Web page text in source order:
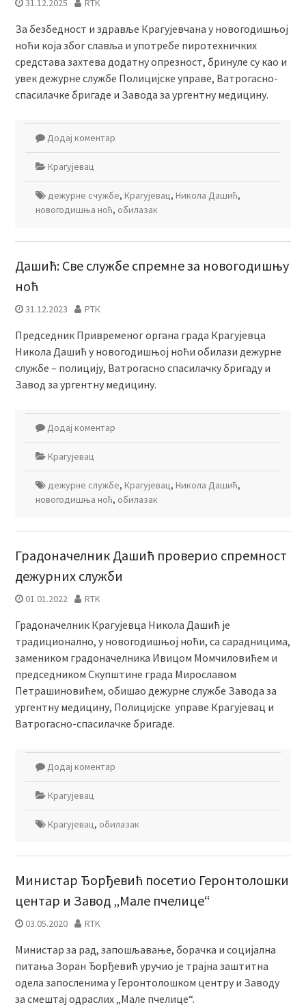
31.12.2025 RTK
За безбедност и здравље Крагујевчана у новогодишњој
ноћи која због славља и употребе пиротехничких
средстава захтева додатну опрезност, бринуле су као и
увек дежурне службе Полицијске управе, Ватрогасно-
спасилачке бригаде и Завода за ургентну медицину.
Додај коментар
Крагујевац
дежурне счужбе, Крагујевац, Никола Дашић,
новогодишња ноћ, обилазак
Дашић: Све службе спремне за новогодишњу
ноћ
31.12.2023 РТК
Председник Привременог органа града Крагујевца
Никола Дашић у новогодишњој ноћи обилази дежурне
службе – полицију, Ватрогасно спасилачку бригаду и
Завод за ургентну медицину.
Додај коментар
Крагујевац
дежурне службе, Крагујевац, Никола Дашић,
новогодишња ноћ, обилазак
Градоначелник Дашић проверио спремност
дежурних служби
01.01.2022 RTK
Градоначелник Крагујевца Никола Дашић је
традиционално, у новогодишњој ноћи, са сарадницима,
замеником градоначелника Ивицом Момчиловићем и
председником Скупштине града Мирославом
Петрашиновићем, обишао дежурне службе Завода за
ургентну медицину, Полицијске управе Крагујевац и
Ватрогасно-спасилачке бригаде.
Додај коментар
Крагујевац
Крагујевац, обилазак
Министар Ђорђевић посетио Геронтолошки
центар и Завод „Мале пчелице“
03.05.2020 RTK
Министар за рад, запошљавање, борачка и социјална
питања Зоран Ђорђевић уручио је трајна заштитна
одела запосленима у Геронтолошком центру и Заводу
за смештај одраслих „Мале пчелице“.